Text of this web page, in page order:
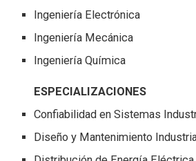
Ingeniería Electrónica
Ingeniería Mecánica
Ingeniería Química
ESPECIALIZACIONES
Confiabilidad en Sistemas
Diseño y Mantenimiento